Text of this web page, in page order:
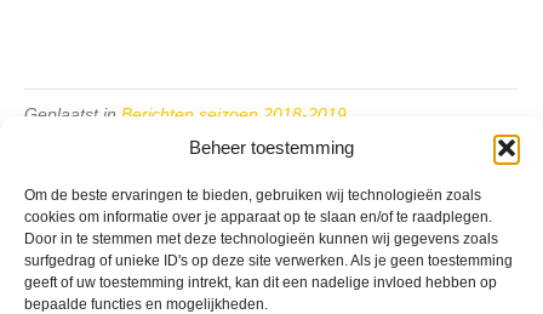
Beheer toestemming
Om de beste ervaringen te bieden, gebruiken wij technologieën zoals
cookies om informatie over je apparaat op te slaan en/of te raadplegen.
Door in te stemmen met deze technologieën kunnen wij gegevens zoals
surfgedrag of unieke ID's op deze site verwerken. Als je geen toestemming
geeft of uw toestemming intrekt, kan dit een nadelige invloed hebben op
bepaalde functies en mogelijkheden.
Geplaatst in Berichten seizoen 2018-2019
VV Reiger Boys
De Wending, Lotte Beesedijk 1